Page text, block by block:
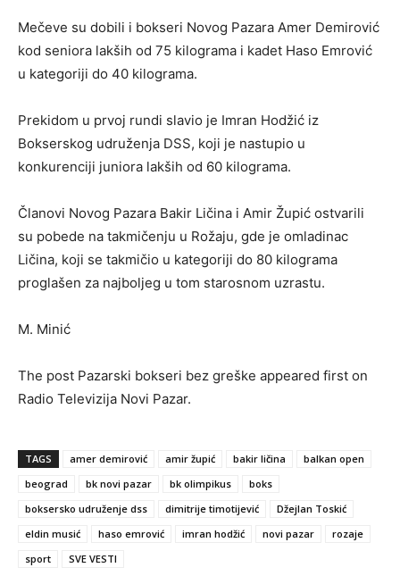
Mečeve su dobili i bokseri Novog Pazara Amer Demirović
kod seniora lakših od 75 kilograma i kadet Haso Emrović
u kategoriji do 40 kilograma.
Prekidom u prvoj rundi slavio je Imran Hodžić iz
Bokserskog udruženja DSS, koji je nastupio u
konkurenciji juniora lakših od 60 kilograma.
Članovi Novog Pazara Bakir Ličina i Amir Župić ostvarili
su pobede na takmičenju u Rožaju, gde je omladinac
Ličina, koji se takmičio u kategoriji do 80 kilograma
proglašen za najboljeg u tom starosnom uzrastu.
M. Minić
The post Pazarski bokseri bez greške appeared first on
Radio Televizija Novi Pazar.
TAGS amer demirović amir župić bakir ličina
balkan open
beograd
bk novi pazar bk olimpikus
boks
boksersko udruženje dss
dimitrije timotijević
Džejlan Toskić
eldin musić
haso emrović imran hodžić novi pazar
rozaje
sport
SVE VESTI